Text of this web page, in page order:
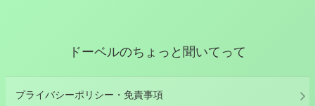
ドーベルのちょっと聞いてって
プライバシーポリシー・免責事項